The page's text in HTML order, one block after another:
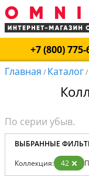
+7 (800) 775-
Главная / Каталог/
ВЫБРАННЫЕ
Коллекция: 42